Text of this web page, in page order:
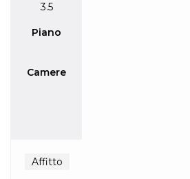
3.5
Piano
Camere
Affitto